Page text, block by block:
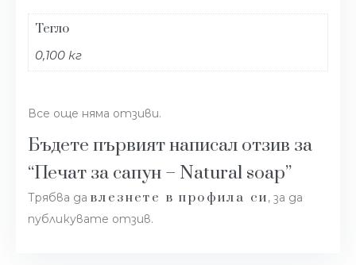
Тегло
0,100 кг
Все още няма отзиви.
Бъдете първият написал отзив за
“Печат за сапун – Natural soap”
Трябва да влезнете в профила си, за да
публикувате отзив.